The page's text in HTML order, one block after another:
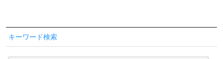
キーワード検索